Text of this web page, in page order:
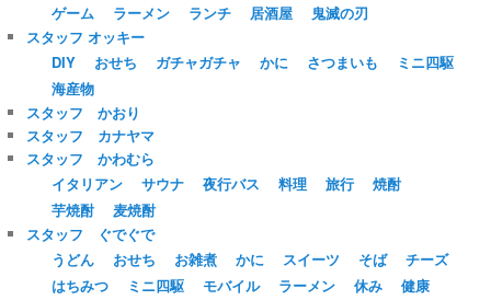
ゲーム
ラーメン ランチ 居酒屋
鬼滅の刃
スタッフ オッキー
DIY
おせち ガチャガチャ かに さつまいも
ミニ四駆
海産物
スタッフ かおり
スタッフ カナヤマ
スタッフ かわむら
イタリアン
サウナ 夜行バス 料理 旅行
焼酎
芋焼酎
麦焼酎
スタッフ ぐでぐで
うどん
おせち お雑煮 かに スイーツ そば
チーズ
はちみつ
ミニ四駆 モバイル ラーメン 休み
健康